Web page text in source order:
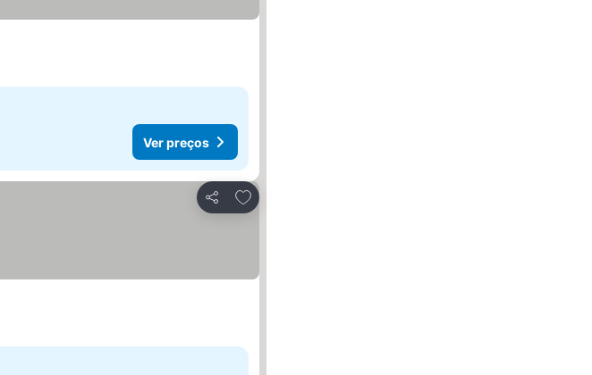
Ver preços
Partilhar
Adicionar aos favoritos